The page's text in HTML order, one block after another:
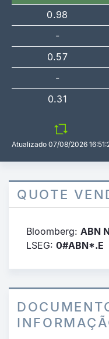
0.98
-
0.57
-
0.31
Atualizado 07/08/2026
QUOTE
Bloomberg: ABN
LSEG: 0#ABN*.E